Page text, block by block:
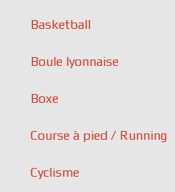
Basketball
Boule lyonnaise
Boxe
Course à pied / Running
Cyclisme